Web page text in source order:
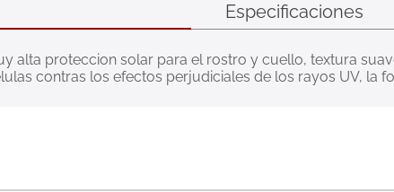
Especificaciones
alta proteccion solar para el rostro y cuello, textura
contras los efectos perjudiciales de los rayos UV, la